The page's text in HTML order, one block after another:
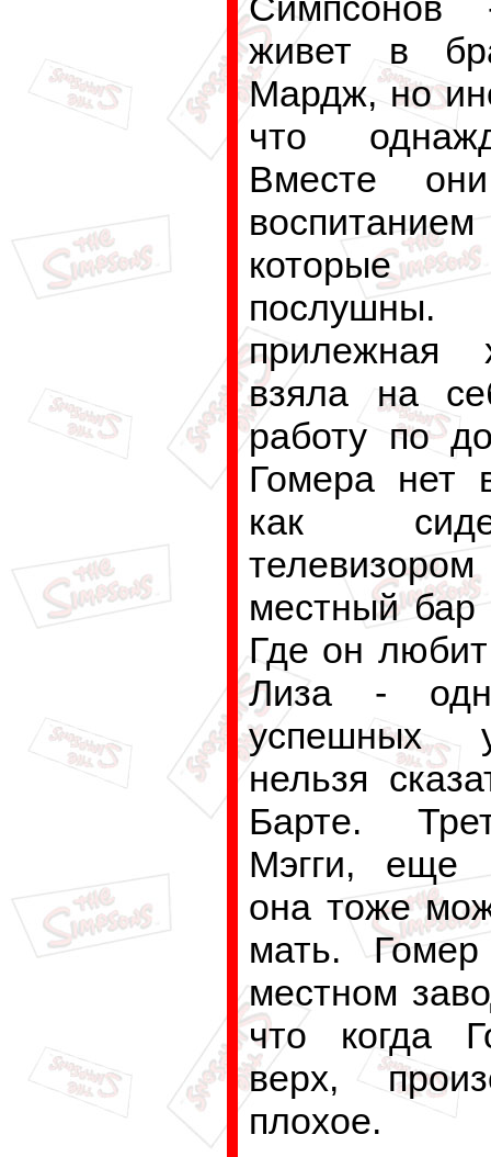
живет в
Мардж, но
что
Вместе
которые
прилежная
взяла на
работу по
Гомера нет
как
местный бар
Где он
Лиза -
успешных
нельзя
Барте.
Мэгги, еще
она тоже
мать.
местном
что когда
верх,
плохое.